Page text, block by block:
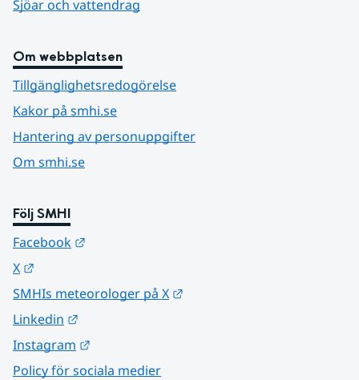
Sjöar och vattendrag
Om webbplatsen
Tillgänglighetsredogörelse
Kakor på smhi.se
Hantering av personuppgifter
Om smhi.se
Följ SMHI
Facebook
X
SMHIs meteorologer på X
Linkedin
Instagram
Policy för sociala medier